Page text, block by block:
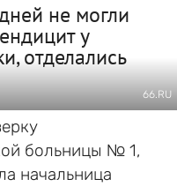
не могли
у
отделались
66.RU
больницы № 1,
начальница